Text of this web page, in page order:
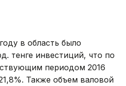
в область было
тенге инвестиций, что по
периодом 2016
Также объем валовой